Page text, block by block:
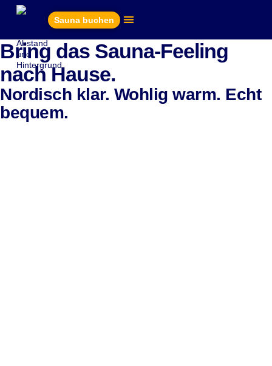
Sauna buchen
Bring das Sauna-Feeling
nach Hause.
Nordisch klar. Wohlig warm. Echt
bequem.